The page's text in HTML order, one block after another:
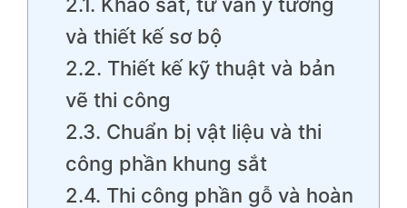
và thiết kế sơ bộ
2.2. Thiết kế kỹ thuật và bản
vẽ thi công
2.3. Chuẩn bị vật liệu và thi
công phần khung sắt
2.4. Thi công phần gỗ và hoàn